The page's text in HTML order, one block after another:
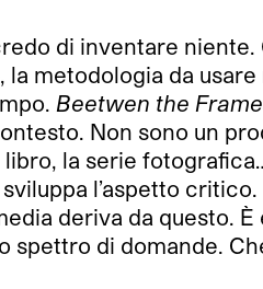
di inventare
metodologia da
Beetwen the
Non sono un
libro, la serie
l’aspetto
deriva da questo.
spettro di domande.